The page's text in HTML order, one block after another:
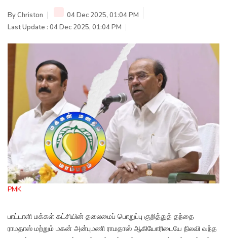
ByChriston
04 Dec 2025, 01:04 PM
Last Update : 04 Dec 2025, 01:04 PM
PMK
பாட்டாளி மக்கள் கட்சியின் தலைமைப் பொறுப்பு குறித்துத் தந்தை
ராமதாஸ் மற்றும் மகன் அன்புமணி ராமதாஸ் ஆகியோரிடையே நிலவி வந்த